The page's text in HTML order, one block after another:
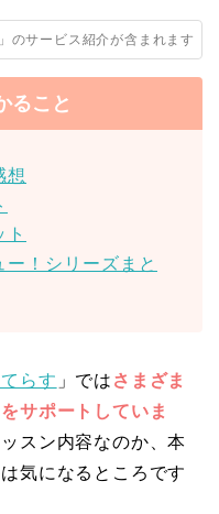
のサービス紹介が含まれます
ること
想
！シリーズまと
らす 」では さまざま
サポートしていま
スン内容なのか、本
気になるところです